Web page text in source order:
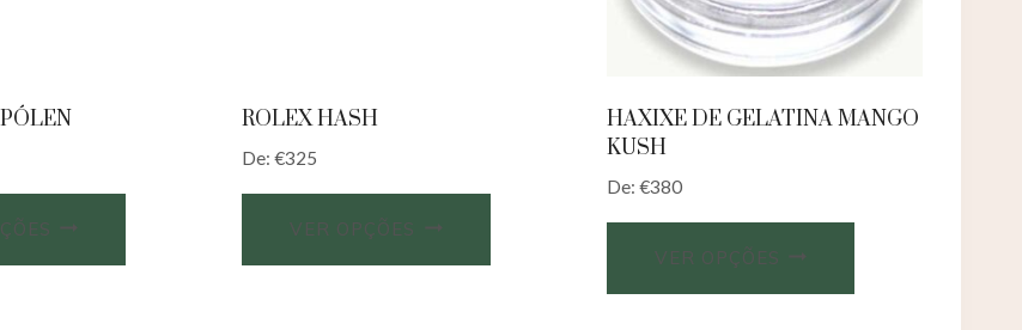
ROLEX HASH
De: €325
VER OPÇÕES
HAXIXE DE GELATINA MANGO
KUSH
De: €380
VER OPÇÕES